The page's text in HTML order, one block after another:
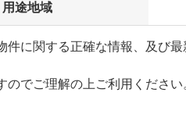
用途地域
件に関する正確な情報、及び
でご理解の上ご利用ください